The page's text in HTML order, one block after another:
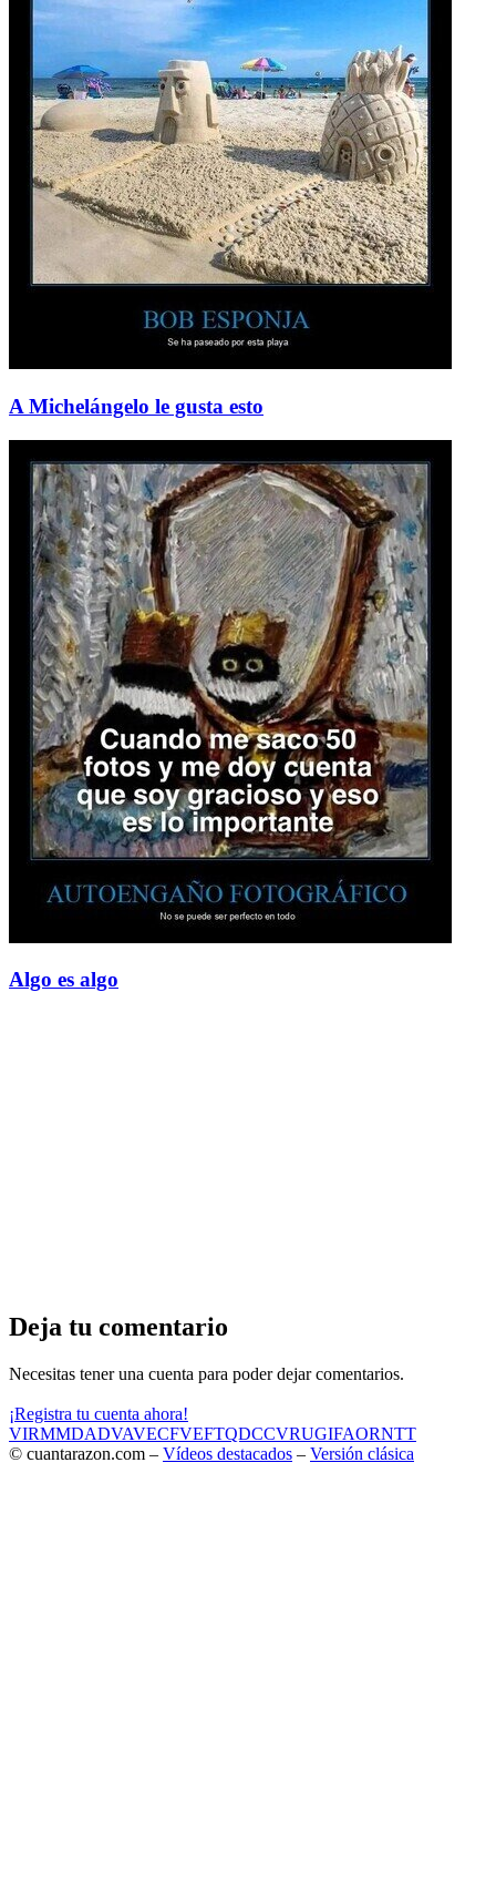
A Michelángelo le gusta esto
Algo es algo
Deja tu comentario
Necesitas tener una cuenta para poder dejar comentarios.
¡Registra tu cuenta ahora!
VIRMMDADVAVECFVEFTQDCCVRUGIFAORNTT
© cuantarazon.com – Vídeos destacados – Versión clásica